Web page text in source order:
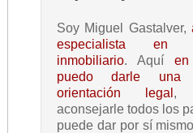
Soy Miguel Gastalver,
especialista en
inmobiliario. Aquí
puedo darle una
orientación legal ,
aconsejarle todos los
puede dar por sí